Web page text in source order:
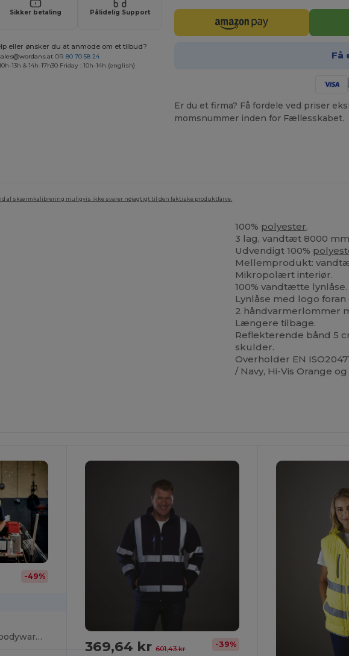
Sikker betaling Pålidelig Support
eller ønsker du at anmode om et tilbud?
OR80 70 58 24
13h & 14h-17h30 Friday : 10h-14h (english)
Få
Er du et firma? Få fordele ved priser
momsnummer inden for Fællesskabet.
af skærmkalibrering muligvis ikke svarer nøjagtigt til den faktiske produktfarve.
100% polyester.
3 lag, vandtæt 8000
Udvendigt 100%
Mellemprodukt:
Mikropolært interiør.
100% vandtætte lynlåse.
Lynlåse med logo
2 håndvarmerlommer
Længere tilbage.
Reflekterende bånd 5
skulder.
Overholder EN
/ Navy, Hi-Vis Orange
-49%
Høj synlighed Softshell bodywarmer
369,64 kr 601,43 kr -39%